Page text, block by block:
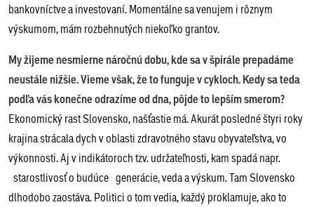
bankovníctve a investovaní. Momentálne sa venujem i rôznym
výskumom, mám rozbehnutých niekoľko grantov.
My žijeme nesmierne náročnú dobu, kde sa v špirále prepadáme
neustále nižšie. Vieme však, že to funguje v cykloch. Kedy sa teda
podľa vás konečne odrazíme od dna, pôjde to lepším smerom?
Ekonomický rast Slovensko, našťastie má. Akurát posledné štyri roky
krajina strácala dych v oblasti zdravotného stavu obyvateľstva, vo
výkonnosti. Aj v indikátoroch tzv. udržateľnosti, kam spadá napr.
starostlivosť o budúce generácie, veda a výskum. Tam Slovensko
dlhodobo zaostáva. Politici o tom vedia, každý proklamuje, ako to